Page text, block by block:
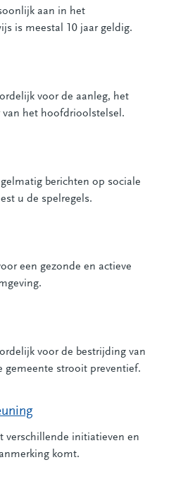
aan in het
is meestal 10 jaar geldig.
voor de aanleg, het
het hoofdrioolstelsel.
berichten op sociale
u de spelregels.
een gezonde en actieve
voor de bestrijding van
gemeente strooit preventief.
verschillende initiatieven en
komt.